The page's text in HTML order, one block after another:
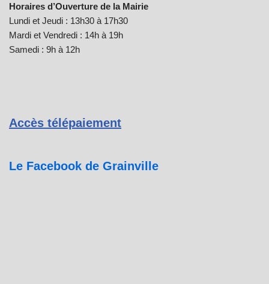
Horaires d’Ouverture de la Mairie
Lundi et Jeudi : 13h30 à 17h30
Mardi et Vendredi : 14h à 19h
Samedi : 9h à 12h
Accès télépaiement
Le Facebook de Grainville